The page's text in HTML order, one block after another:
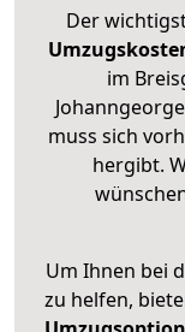
Der
im
muss sich
hergibt.
Um Ihnen bei
zu helfen,